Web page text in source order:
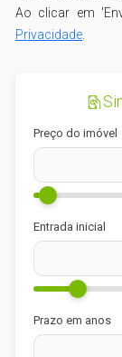
Ao clicar em
Privacidade.
Preço do imóvel
Entrada inicial
Prazo em anos